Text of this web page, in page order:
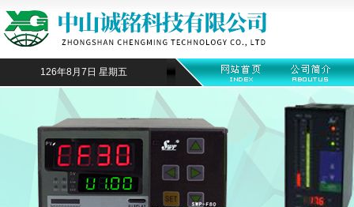
126年8月7日 星期五